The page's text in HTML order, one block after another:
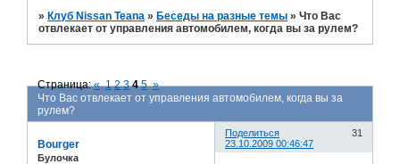
» Клуб Nissan Teana » Беседы на разные темы »Что Вас
отвлекает от управления автомобилем, когда вы за рулем?
Что Вас отвлекает от управления автомобилем, когда вы за
рулем?
Страница:« 1 2 3 4 5 »
Поделиться
31
23.10.2009 00:46:47
Bourger
Булочка